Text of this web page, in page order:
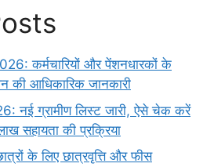
कर्मचारियों और पेंशनधारकों के
की आधिकारिक जानकारी
नई ग्रामीण लिस्ट जारी, ऐसे चेक करें
सहायता की प्रक्रिया
के लिए छात्रवृत्ति और फीस